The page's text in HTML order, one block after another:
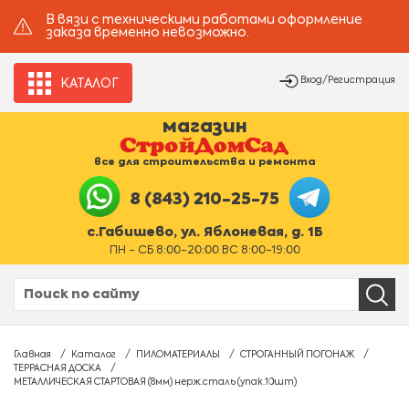
В вязи с техническими работами оформление
заказа временно невозможно.
КАТАЛОГ Вход/Регистрация
магазин
все для строительства и ремонта
8 (843) 210-25-75
с.Габишево, ул. Яблоневая, д. 1Б
ПН - СБ 8:00-20:00 ВС 8:00-19:00
Главная Каталог ПИЛОМАТЕРИАЛЫ
СТРОГАННЫЙ ПОГОНАЖ
ТЕРРАСНАЯ ДОСКА
МЕТАЛЛИЧЕСКАЯ СТАРТОВАЯ (8мм) нерж.сталь (упак.10шт)